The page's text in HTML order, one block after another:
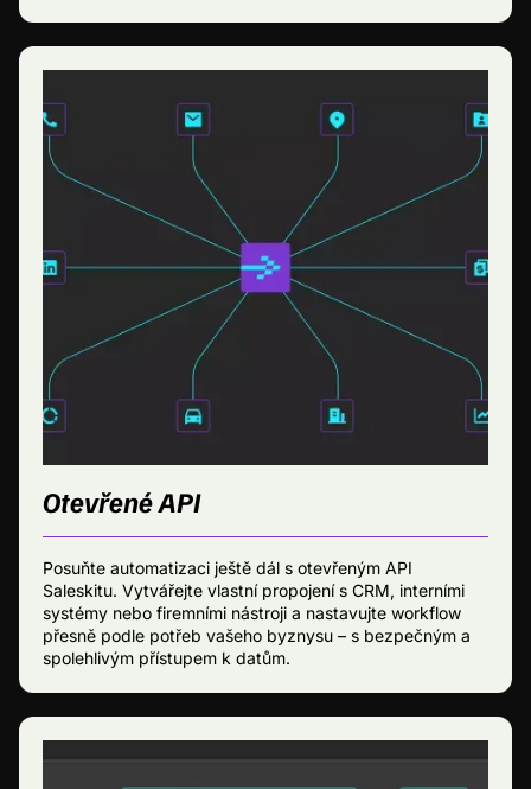
Otevřené API
Posuňte automatizaci ještě dál s otevřeným API
Saleskitu. Vytvářejte vlastní propojení s CRM, interními
systémy nebo firemními nástroji a nastavujte workflow
přesně podle potřeb vašeho byznysu – s bezpečným a
spolehlivým přístupem k datům.